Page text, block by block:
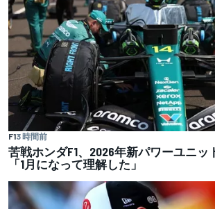
F13 時間前
苦戦ホンダF1、2026年新パワーユニッ
「1月になって理解した」